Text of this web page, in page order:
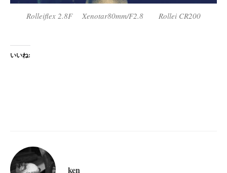
Rolleiflex 2.8F Xenotar80mm/F2.8 Rollei CR200
いいね:
ken